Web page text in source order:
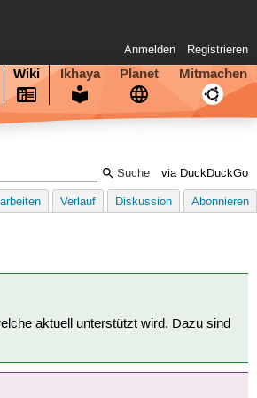
Anmelden Registrieren
Wiki Ikhaya Planet Mitmachen
via DuckDuckGo
Verlauf Diskussion Abonnieren
aktuell unterstützt wird. Dazu sind